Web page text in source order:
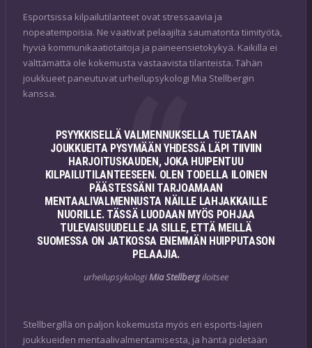
Esportsissa kilpailutilanteet ovat stressaavia ja
nopeatempoisia. Ne vaativat pelaajilta saumatonta tiimityötä,
hyviä kommunikaatiotaitoja ja paineensietokykyä. Kaikilla ei
välttämättä ole kokemusta vastaavista tilanteista. Tähän
joukkueet paneutuvat urheilupsykologi Mia Stellbergin
kanssa.
PSYYKKISELLÄ VALMENNUKSELLA TUETAAN
JOUKKUEITA PYSYMÄÄN YHDESSÄ LÄPI TIIVIIN
HARJOITUSKAUDEN, JOKA HUIPENTUU
KILPAILUTILANTEESEEN. OLEN TODELLA ILOINEN
PÄÄSTESSÄNI TARJOAMAAN
MENTAALIVALMENNUSTA NÄILLE LAHJAKKAILLE
NUORILLE. TÄSSÄ LUODAAN MYÖS POHJAA
TULEVAISUUDELLE JA SILLE, ETTÄ MEILLÄ
SUOMESSA ON JATKOSSA ENEMMÄN HUIPPUTASON
PELAAJIA.
urheilupsykologiMia Stellbergiloitsee
Stellbergillä on paljon kokemusta myös eri esports-lajien
joukkueiden mentaalivalmentamisesta, ja häntä pidetään